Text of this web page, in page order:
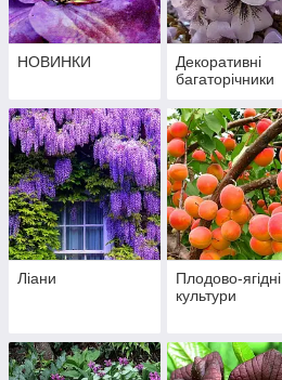
НОВИНКИ
Декоративні
багаторічники
Ліани
Плодово-ягідні
культури